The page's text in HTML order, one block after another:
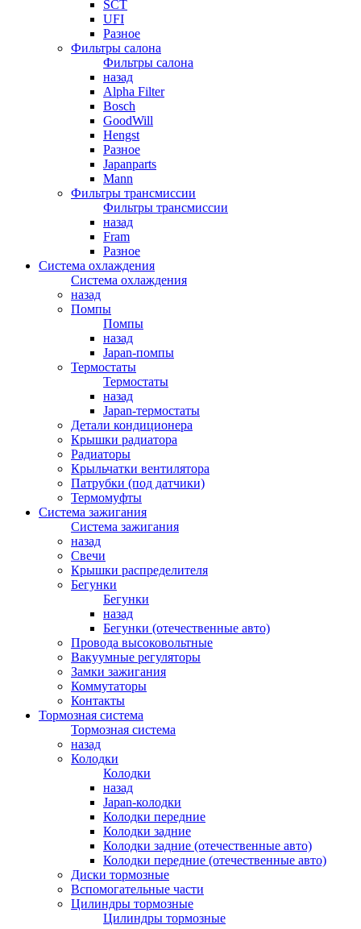
SCT
UFI
Разное
Фильтры салона
Фильтры салона
назад
Alpha Filter
Bosch
GoodWill
Hengst
Разное
Japanparts
Mann
Фильтры трансмиссии
Фильтры трансмиссии
назад
Fram
Разное
Система охлаждения
Система охлаждения
назад
Помпы
Помпы
назад
Japan-помпы
Термостаты
Термостаты
назад
Japan-термостаты
Детали кондиционера
Крышки радиатора
Радиаторы
Крыльчатки вентилятора
Патрубки (под датчики)
Термомуфты
Система зажигания
Система зажигания
назад
Свечи
Крышки распределителя
Бегунки
Бегунки
назад
Бегунки (отечественные авто)
Провода высоковольтные
Вакуумные регуляторы
Замки зажигания
Коммутаторы
Контакты
Тормозная система
Тормозная система
назад
Колодки
Колодки
назад
Japan-колодки
Колодки передние
Колодки задние
Колодки задние (отечественные авто)
Колодки передние (отечественные авто)
Диски тормозные
Вспомогательные части
Цилиндры тормозные
Цилиндры тормозные